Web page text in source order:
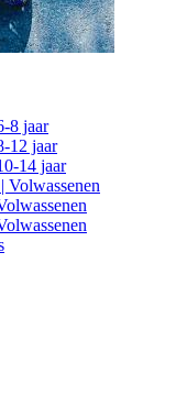
8 jaar
12 jaar
14 jaar
Volwassenen